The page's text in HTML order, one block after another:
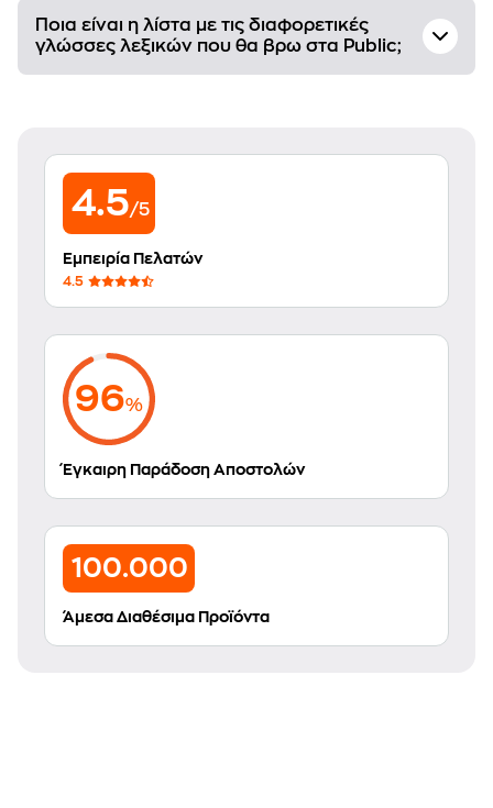
Ποια είναι η λίστα με τις διαφορετικές
γλώσσες λεξικών που θα βρω στα Public;
4.5/5
Εμπειρία Πελατών
4.5
96%
Έγκαιρη Παράδοση Αποστολών
100.000
Άμεσα Διαθέσιμα Προϊόντα